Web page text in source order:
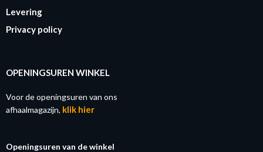
Levering
Privacy policy
OPENINGSUREN WINKEL
Voor de openingsuren van ons
afhaalmagazijn, klik hier
Openingsuren van de winkel